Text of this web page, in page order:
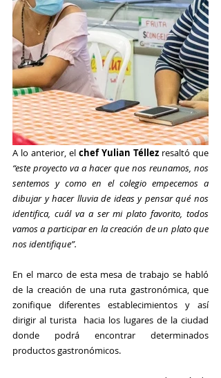
A lo anterior, el chef Yulian Téllez
“este proyecto va a hacer que nos reunamos, nos
sentemos y como en el colegio empecemos a
dibujar y hacer lluvia de ideas y pensar qué nos
identifica, cuál va a ser mi plato favorito, todos
vamos a participar en la creación de un plato que
nos identifique”.
En el marco de esta mesa de trabajo se habló
de la creación de una ruta gastronómica, que
zonifique diferentes establecimientos y así
dirigir al turista  hacia los lugares de la ciudad
donde podrá encontrar determinados
productos gastronómicos.